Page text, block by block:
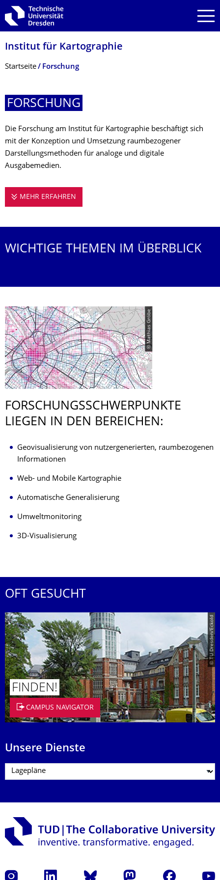
Zur Hauptnavigation springen
Zur Suche springen
Zum Inhalt springen
Institut für Kartographie
Breadcrumb-Menü
Startseite Forschung
FORSCHUNG
Die Forschung am Institut für Kartographie beschäftigt sich
mit der Konzeption und Umsetzung raumbezogener
Darstellungsmethoden für analoge und digitale
Ausgabemedien.
MEHR ERFAHREN
WICHTIGE THEMEN IM ÜBERBLICK
© Mathias Gröbe
FORSCHUNGS­SCHWERPUNKTE
LIEGEN IN DEN BEREICHEN:
Geovisualisierung von nutzergenerierten, raumbezogenen
Informationen
Web- und Mobile Kartographie
Automatische Generalisierung
Umweltmonitoring
3D-Visualisierung
OFT GESUCHT
© TU Dresden/Eckold
FINDEN!
CAMPUS NAVIGATOR
Unsere Dienste
Instagram LinkedIn Bluesky Mastodon Facebook